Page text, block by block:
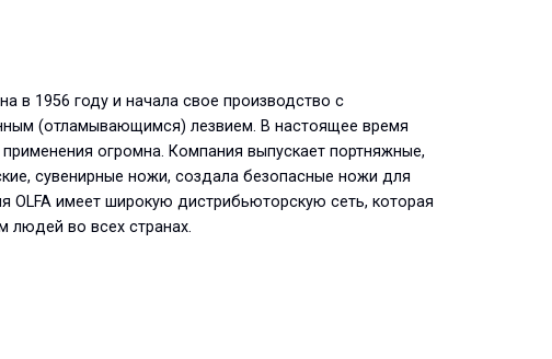
в 1956 году и начала свое производство с
(отламывающимся) лезвием. В настоящее время
огромна. Компания выпускает портняжные,
сувенирные ножи, создала безопасные ножи для
OLFA имеет широкую дистрибьюторскую сеть, которая
людей во всех странах.